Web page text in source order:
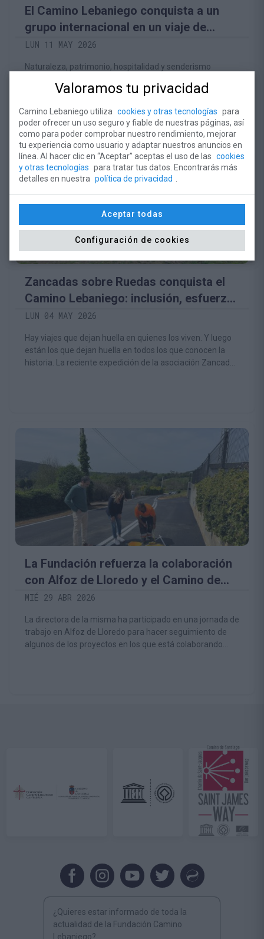
El Camino Lebaniego conquista a un
grupo internacional en un viaje de
prensa lleno de experiencias auténticas
LUN 11 MAY 2026
Naturaleza, patrimonio, hospitalidad y senderismo
excelente impresión entre los participantes y abrió
internacional
Zancadas sobre Ruedas conquista el
Camino Lebaniego: inclusión, esfuerzo
y emoción hasta Santo Toribio
LUN 04 MAY 2026
Hay viajes que dejan huella en quienes los viven. Y luego
están los que dejan huella en todos los que conocen la
historia. La reciente expedición de la asociación Zancadas
La Fundación refuerza la colaboración
con Alfoz de Lloredo y el Camino de
Santiago de la Costa
MIÉ 29 ABR 2026
La directora de la misma ha participado en una jornada de
trabajo en Alfoz de Lloredo para hacer seguimiento de
algunos de los proyectos en los que está colaborando
¿Quieres estar informado de toda la
actualidad de la Fundación Camino
Lebaniego?
Valoramos tu privacidad
Camino Lebaniego utiliza cookies y otras tecnologías para
poder ofrecer un uso seguro y fiable de nuestras páginas, así
como para poder comprobar nuestro rendimiento, mejorar
tu experiencia como usuario y adaptar nuestros anuncios en
línea. Al hacer clic en “Aceptar” aceptas el uso de las cookies
y otras tecnologías para tratar tus datos. Encontrarás más
detalles en nuestra política de privacidad
Aceptar todas
Configuración de cookies